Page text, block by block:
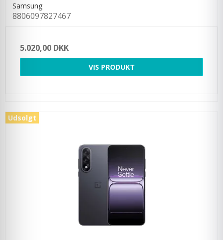
Samsung
8806097827467
5.020,00 DKK
VIS PRODUKT
Udsolgt